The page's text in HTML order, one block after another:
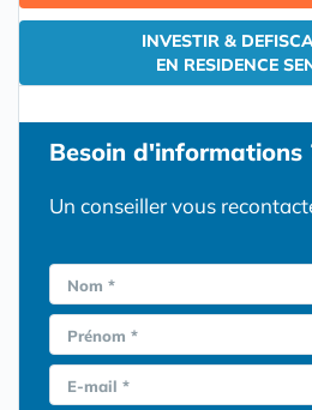
INVESTIR &
EN RESIDENCE
Besoin d'informations
Un conseiller vous
Nom *
Prénom *
E-mail *